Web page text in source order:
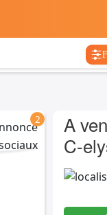
2
A
C-